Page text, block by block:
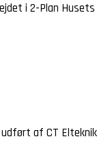
i 2-Plan